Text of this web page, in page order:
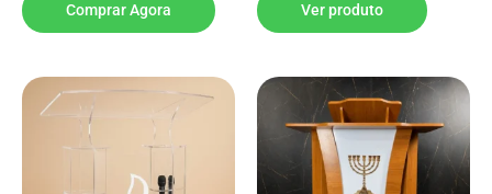
Comprar Agora Ver produto